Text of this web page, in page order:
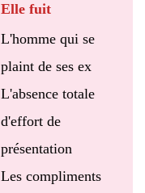
Elle fuit
L'homme qui se
plaint de ses ex
L'absence totale
d'effort de
présentation
Les compliments